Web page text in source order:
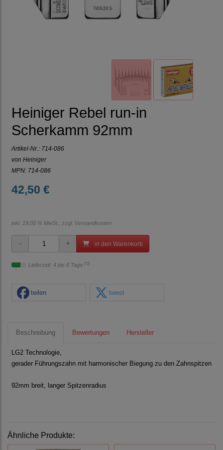
Heiniger Rebel run-in
Scherkamm 92mm
Artikel-Nr.: 714-086
von Heiniger
MPN: 714-086
42,50 €
inkl. 19,00 % MwSt., zzgl. Versandkosten
in den Warenkorb
Lieferzeit: 4 bis 6 Tage [*2]
teilen tweet
Beschreibung Bewertungen Hersteller
LG2 Technologie,
gerader Führungszahn mit harmonischer Biegung zu den Zahnspitzen
92mm breit, langer Spitzenradius
Ähnliche Produkte: